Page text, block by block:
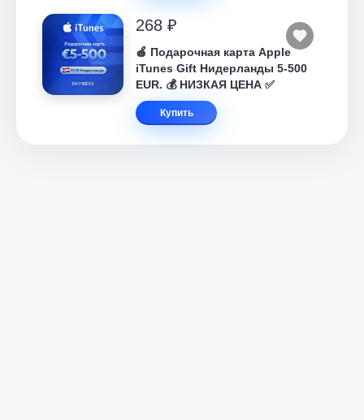
268 ₽
🍎 Подарочная карта Apple
iTunes Gift Нидерланды 5-500
EUR. 💰 НИЗКАЯ ЦЕНА ✅
Купить